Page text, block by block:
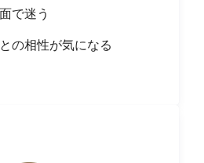
で迷う
の相性が気になる